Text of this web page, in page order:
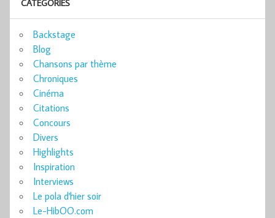
CATÉGORIES
Backstage
Blog
Chansons par thème
Chroniques
Cinéma
Citations
Concours
Divers
Highlights
Inspiration
Interviews
Le pola d'hier soir
Le-HibOO.com